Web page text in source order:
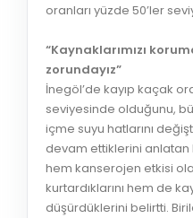
oranları yüzde 50’ler
“Kaynaklarımızı
zorundayız”
İnegöl’de kayıp kaçak
seviyesinde olduğunu,
içme suyu hatlarını
devam ettiklerini anlatan
hem kanserojen etkisi
kurtardıklarını hem de
düşürdüklerini belirtti.